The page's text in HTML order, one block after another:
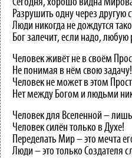
Сегодня, хорошо видна
Разрушить одну через другую
Люди никогда не дождутся
Бог залечит, если надо, любую
Человек живёт не в своём
Не понимая в нём свою задачу!
Человек не может в этом
Нет между Богом и людьми
Человек для Вселенной –
Человек силён только в Духе!
Переделать Мир – это мечта
Люди – это только Создателя